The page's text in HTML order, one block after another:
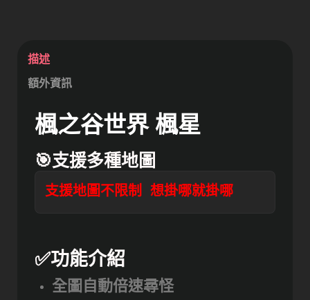
描述
額外資訊
楓之谷世界 楓星
🎯支援多種地圖
✅功能介紹
全圖自動倍速尋怪